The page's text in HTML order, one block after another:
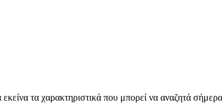
τα χαρακτηριστικά που μπορεί να αναζητά